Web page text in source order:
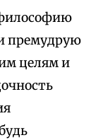
премудрую
целям и